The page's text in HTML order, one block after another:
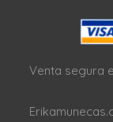
Venta segura